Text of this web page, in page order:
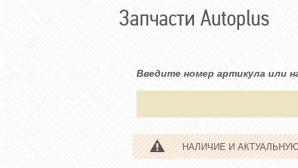
Запчасти Autoplus
Введите номер артикула или
НАЛИЧИЕ И